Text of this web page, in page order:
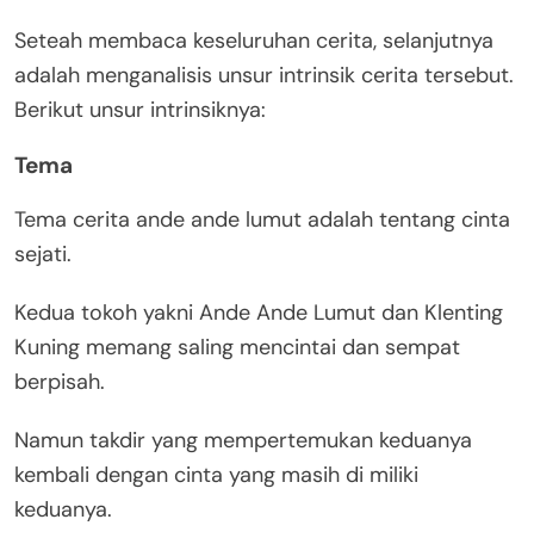
Seteah membaca keseluruhan cerita, selanjutnya
adalah menganalisis unsur intrinsik cerita tersebut.
Berikut unsur intrinsiknya:
Tema
Tema cerita ande ande lumut adalah tentang cinta
sejati.
Kedua tokoh yakni Ande Ande Lumut dan Klenting
Kuning memang saling mencintai dan sempat
berpisah.
Namun takdir yang mempertemukan keduanya
kembali dengan cinta yang masih di miliki
keduanya.